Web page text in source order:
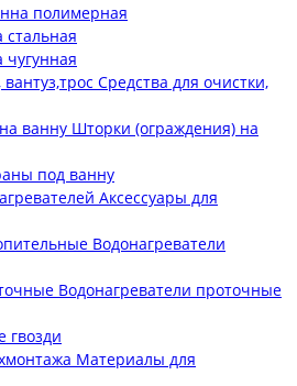
полимерная
стальная
чугунная
Средства для очистки,
Шторки (ограждения) на
под ванну
Аксессуары для
Водонагреватели
Водонагреватели проточные
гвозди
Материалы для